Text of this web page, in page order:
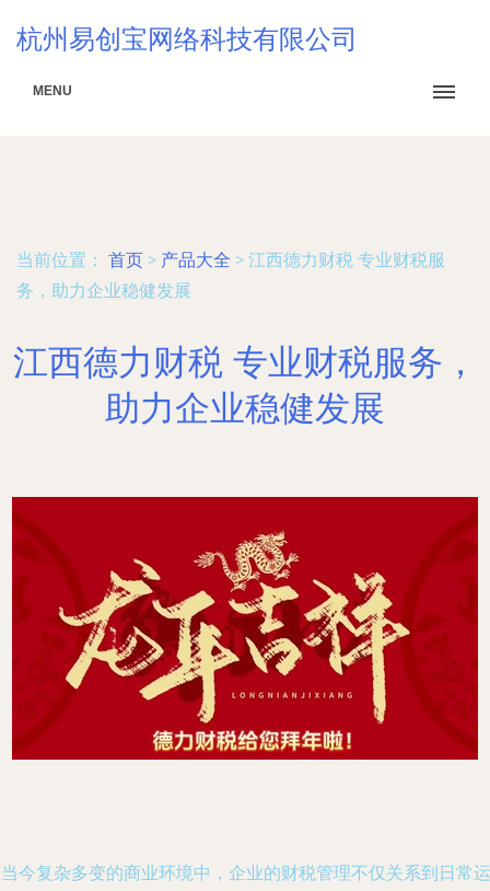
杭州易创宝网络科技有限公司
MENU
当前位置： 首页 > 产品大全 > 江西德力财税 专业财税服
务，助力企业稳健发展
江西德力财税 专业财税服务，
助力企业稳健发展
今复杂多变的商业环境中，企业的财税管理不仅关系到日常运